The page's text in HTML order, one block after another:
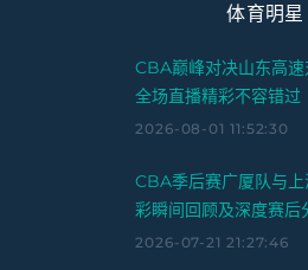
体育明星
CBA巅峰对决山东高速
全场直播精彩不容错过
2026-08-01 11:52:30
CBA季后赛广厦队与
彩瞬间回顾及深度赛后
2026-07-21 21:27:46